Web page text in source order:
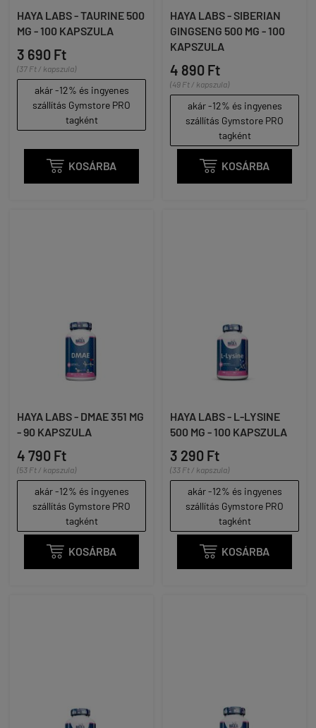
HAYA LABS - TAURINE 500
MG - 100 KAPSZULA
3 690 Ft
(37 Ft / kapszula)
akár -12% és ingyenes
szállítás Gymstore PRO
tagként
 KOSÁRBA
HAYA LABS - SIBERIAN
GINGSENG 500 MG - 100
KAPSZULA
4 890 Ft
(49 Ft / kapszula)
akár -12% és ingyenes
szállítás Gymstore PRO
tagként
 KOSÁRBA
HAYA LABS - DMAE 351 MG
- 90 KAPSZULA
4 790 Ft
(53 Ft / kapszula)
akár -12% és ingyenes
szállítás Gymstore PRO
tagként
 KOSÁRBA
HAYA LABS - L-LYSINE
500 MG - 100 KAPSZULA
3 290 Ft
(33 Ft / kapszula)
akár -12% és ingyenes
szállítás Gymstore PRO
tagként
 KOSÁRBA